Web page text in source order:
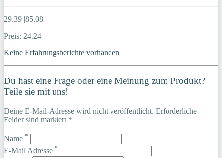
29.39 |85.08
Preis: 24.24
Keine Erfahrungsberichte vorhanden
Du hast eine Frage oder eine Meinung zum Produkt?
Teile sie mit uns!
Deine E-Mail-Adresse wird nicht veröffentlicht. Erforderliche
Felder sind markiert *
Name *
E-Mail Adresse *